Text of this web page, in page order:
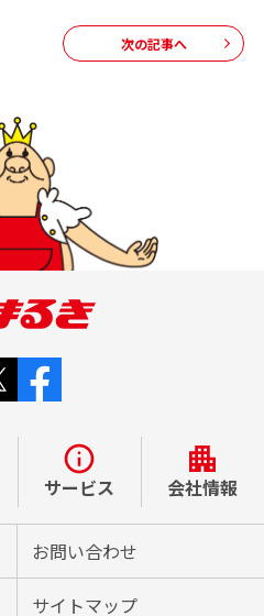
次の記事へ
サービス 会社情報
お問い合わせ
サイトマップ